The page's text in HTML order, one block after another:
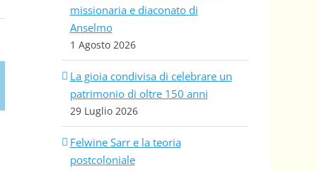
missionaria e diaconato di
Anselmo
1 Agosto 2026
La gioia condivisa di celebrare un
patrimonio di oltre 150 anni
29 Luglio 2026
Felwine Sarr e la teoria
postcoloniale